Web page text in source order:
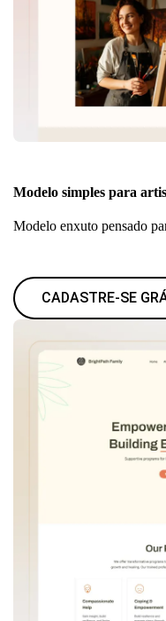
Modelo simples para
Modelo enxuto pensado
CADASTRE-SE